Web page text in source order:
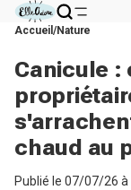
Accueil Nature
Canicule :
chaud au
Publié le 07/07/26 à